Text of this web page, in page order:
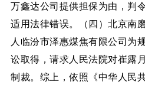
万鑫达公司提供担保为由，判
适用法律错误。（四）北京南
人临汾市泽惠煤焦有限公司为
讼取得，请求人民法院对崔露
制裁。综上，依照《中华人民